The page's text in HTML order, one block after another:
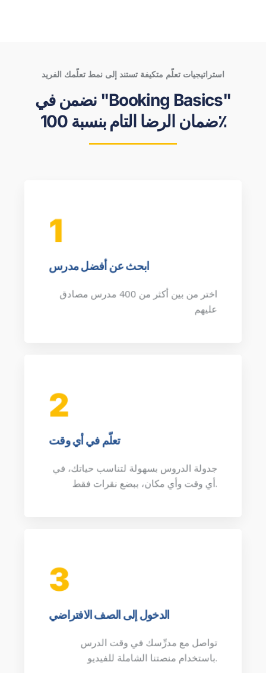
استراتيجيات تعلّم متكيفة تستند إلى نمط تعلّمك الفريد
نضمن في "Booking Basics"
ضمان الرضا التام بنسبة 100٪
1
ابحث عن أفضل مدرس
اختر من بين أكثر من 400 مدرس مصادق
عليهم
2
تعلّم في أي وقت
جدولة الدروس بسهولة لتناسب حياتك، في
أي وقت وأي مكان، ببضع نقرات فقط.
3
الدخول إلى الصف الافتراضي
تواصل مع مدرِّسك في وقت الدرس
باستخدام منصتنا الشاملة للفيديو.